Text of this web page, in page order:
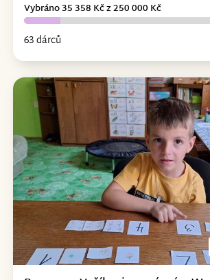
63 dárců
Vybráno 35 358 Kč z 250 000 Kč